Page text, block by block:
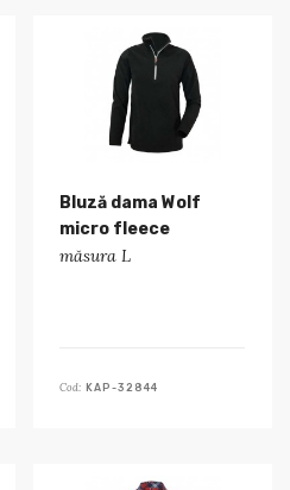
Bluză dama Wolf
micro fleece
măsura L
Cod: KAP-32844